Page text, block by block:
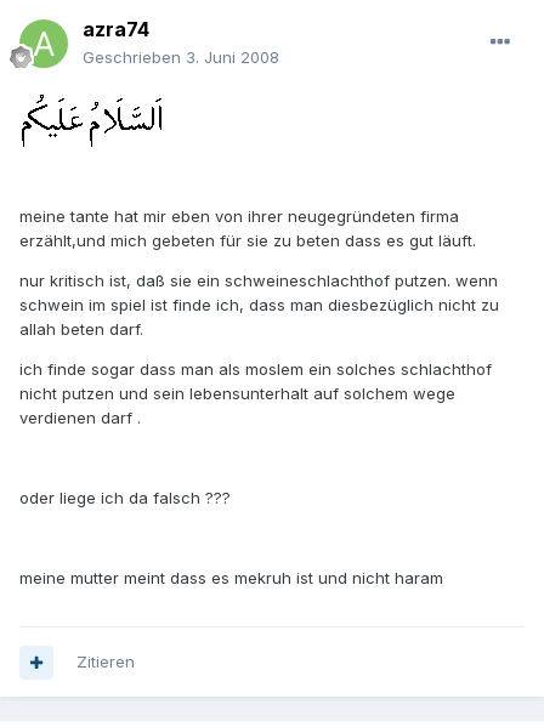
azra74
Geschrieben 3. Juni 2008
meine tante hat mir eben von ihrer neugegründeten firma
erzählt,und mich gebeten für sie zu beten dass es gut läuft.
nur kritisch ist, daß sie ein schweineschlachthof putzen. wenn
schwein im spiel ist finde ich, dass man diesbezüglich nicht zu
allah beten darf.
ich finde sogar dass man als moslem ein solches schlachthof
nicht putzen und sein lebensunterhalt auf solchem wege
verdienen darf .
oder liege ich da falsch ???
meine mutter meint dass es mekruh ist und nicht haram
Zitieren